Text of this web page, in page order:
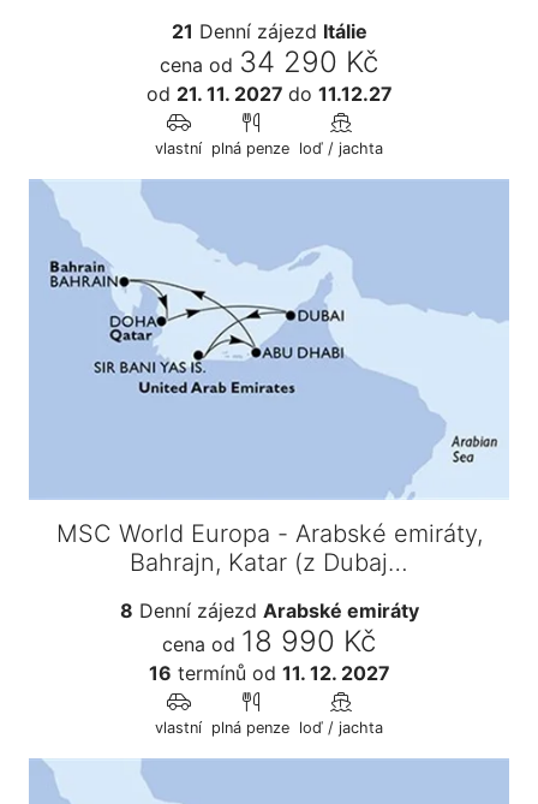
21 Denní zájezd Itálie
cena od 34 290 Kč
od 21. 11. 2027 do 11.12.27
vlastní plná penze loď / jachta
MSC World Europa - Arabské emiráty,
Bahrajn, Katar (z Dubaj…
8 Denní zájezd Arabské emiráty
cena od 18 990 Kč
16 termínů od 11. 12. 2027
vlastní plná penze loď / jachta